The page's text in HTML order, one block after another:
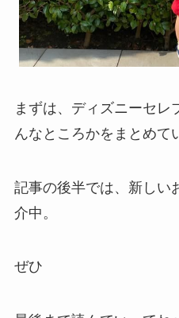
まずは、ディズニーセレ
んなところかをまとめて
記事の後半では、新しい
介中。
ぜひ